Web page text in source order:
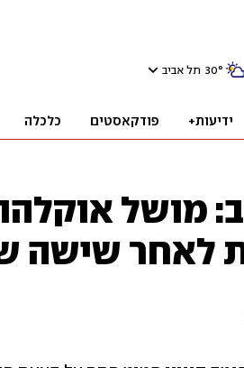
30° תל אביב
ידיעות+ פודקאסטים כלכלה
מושל
לאחר שישה